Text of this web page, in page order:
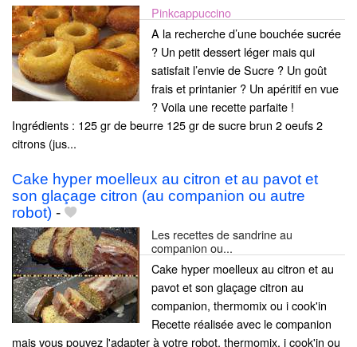
Pinkcappuccino
A la recherche d’une bouchée sucrée
? Un petit dessert léger mais qui
satisfait l’envie de Sucre ? Un goût
frais et printanier ? Un apéritif en vue
? Voila une recette parfaite !
Ingrédients : 125 gr de beurre 125 gr de sucre brun 2 oeufs 2
citrons (jus...
Cake hyper moelleux au citron et au pavot et
son glaçage citron (au companion ou autre
robot) -
Les recettes de sandrine au
companion ou...
Cake hyper moelleux au citron et au
pavot et son glaçage citron au
companion, thermomix ou i cook'in
Recette réalisée avec le companion
mais vous pouvez l'adapter à votre robot, thermomix, i cook'in ou